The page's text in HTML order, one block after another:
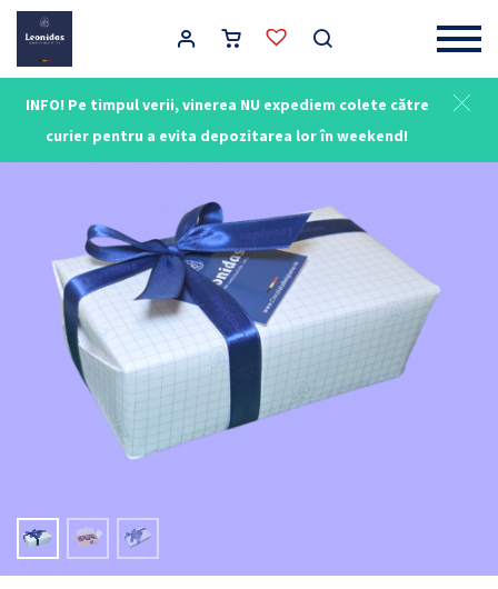
INFO! Pe timpul verii, vinerea NU expediem colete către
curier pentru a evita depozitarea lor în weekend!
Main Navigation